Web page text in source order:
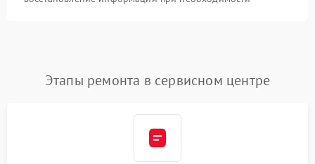
Этапы ремонта в сервисном центре